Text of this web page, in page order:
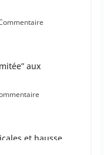
aux
et hausse